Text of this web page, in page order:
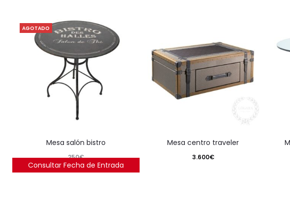
AGOTADO
mesa salón bistro
250€
Consultar Fecha de Entrada
mesa centro traveler
3.600€